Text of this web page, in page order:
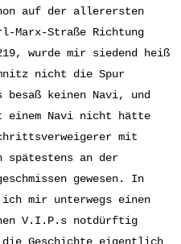
auf der allerersten
Marx-Straße Richtung
wurde mir siedend heiß
nicht die Spur
besaß keinen Navi, und
einem Navi nicht hätte
mit
spätestens an der
gewesen. In
mir unterwegs einen
V.I.P.s notdürftig
Geschichte eigentlich